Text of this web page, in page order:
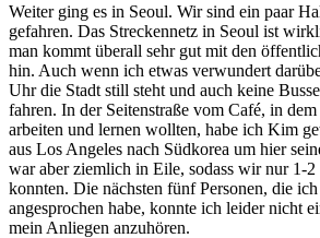
Weiter ging es in Seoul. Wir sind ein paar
gefahren. Das Streckennetz in Seoul ist
man kommt überall sehr gut mit den
hin. Auch wenn ich etwas verwundert
Uhr die Stadt still steht und auch keine
fahren. In der Seitenstraße vom Café, in
arbeiten und lernen wollten, habe ich Kim
aus Los Angeles nach Südkorea um hier
war aber ziemlich in Eile, sodass wir nur 1-2
konnten. Die nächsten fünf Personen, die
angesprochen habe, konnte ich leider nicht
mein Anliegen anzuhören.